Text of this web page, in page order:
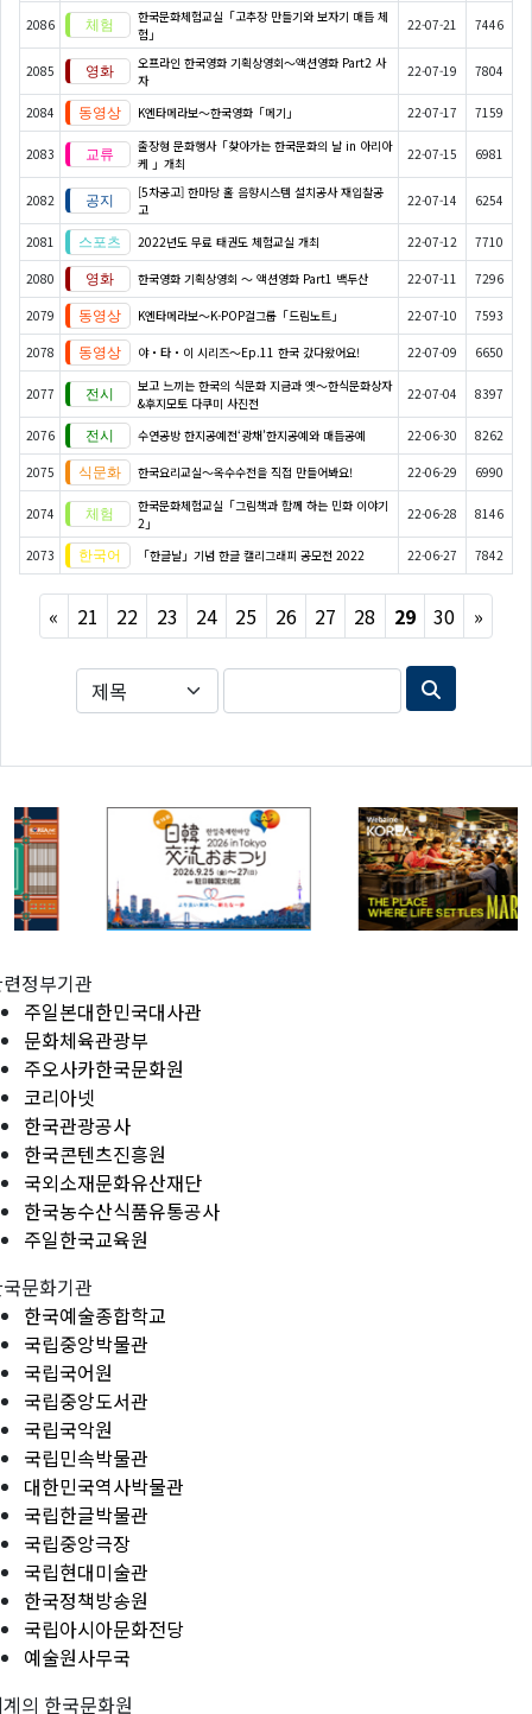
2086
한국문화체험교실「고추장 만들기와 보자기 매듭 체
험」
22-07-21 7446
2085
오프라인 한국영화 기획상영회～액션영화 Part2 사
자
22-07-19 7804
2084 K엔타메라보～한국영화「메기」 22-07-17 7159
2083
출장형 문화행사「찾아가는 한국문화의 날 in 아리아
케 」개최
22-07-15 6981
2082
[5차공고] 한마당 홀 음향시스템 설치공사 재입찰공
고
22-07-14 6254
2081 2022년도 무료 태권도 체험교실 개최 22-07-12 7710
2080 한국영화 기획상영회 ～ 액션영화 Part1 백두산 22-07-11 7296
2079 K엔타메라보～K-POP걸그룹「드림노트」 22-07-10 7593
2078 야・타・이 시리즈〜Ep.11 한국 갔다왔어요! 22-07-09 6650
2077
보고 느끼는 한국의 식문화 지금과 옛～한식문화상자
&후지모토 다쿠미 사진전
22-07-04 8397
2076 수연공방 한지공예전‘광채’한지공예와 매듭공예 22-06-30 8262
2075 한국요리교실〜옥수수전을 직접 만들어봐요! 22-06-29 6990
2074
한국문화체험교실「그림책과 함께 하는 민화 이야기
2」
22-06-28 8146
2073 「한글날」기념 한글 캘리그래피 공모전 2022 22-06-27 7842
« Previous
21 22 23 24 25 26 27 28 29 30 »Next
정부기관
주일본대한민국대사관
문화체육관광부
주오사카한국문화원
코리아넷
한국관광공사
한국콘텐츠진흥원
국외소재문화유산재단
한국농수산식품유통공사
주일한국교육원
문화기관
한국예술종합학교
국립중앙박물관
국립국어원
국립중앙도서관
국립국악원
국립민속박물관
대한민국역사박물관
국립한글박물관
국립중앙극장
국립현대미술관
한국정책방송원
국립아시아문화전당
예술원사무국
의 한국문화원